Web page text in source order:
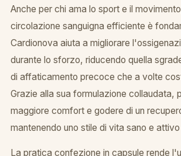
Anche per chi ama lo sport e il
circolazione sanguigna efficiente è
Cardionova aiuta a migliorare
durante lo sforzo, riducendo quella
di affaticamento precoce che a volte
Grazie alla sua formulazione collaudata,
maggiore comfort e godere di un
mantenendo uno stile di vita sano e
La pratica confezione in capsule rende